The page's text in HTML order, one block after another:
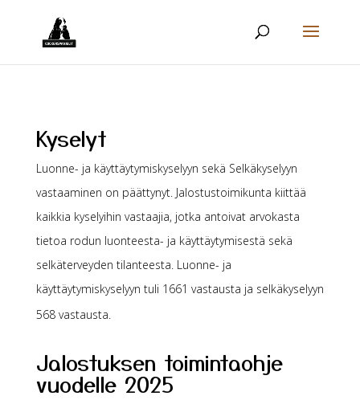
Kyselyt
Luonne- ja käyttäytymiskyselyyn sekä Selkäkyselyyn
vastaaminen on päättynyt. Jalostustoimikunta kiittää
kaikkia kyselyihin vastaajia, jotka antoivat arvokasta
tietoa rodun luonteesta- ja käyttäytymisestä sekä
selkäterveyden tilanteesta. Luonne- ja
käyttäytymiskyselyyn tuli 1661 vastausta ja selkäkyselyyn
568 vastausta.
Jalostuksen toimintaohje
vuodelle 2025